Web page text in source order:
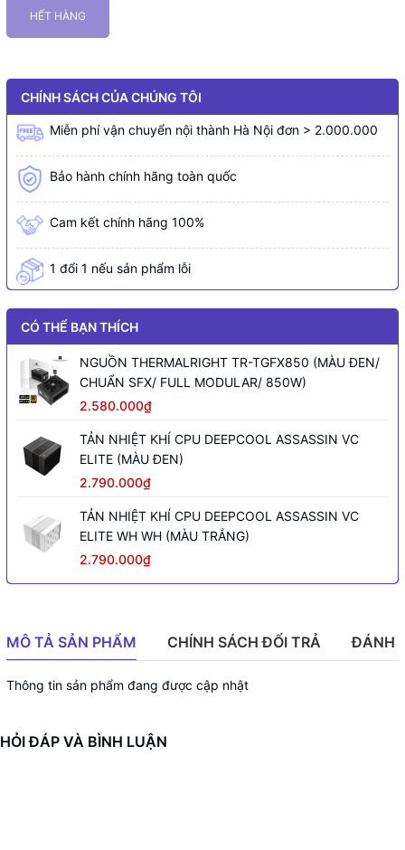
HẾT HÀNG
CHÍNH SÁCH CỦA CHÚNG TÔI
Miễn phí vận chuyển nội thành Hà Nội đơn > 2.000.000
Bảo hành chính hãng toàn quốc
Cam kết chính hãng 100%
1 đổi 1 nếu sản phẩm lỗi
CÓ THỂ BẠN THÍCH
NGUỒN THERMALRIGHT TR-TGFX850 (MÀU ĐEN/
CHUẨN SFX/ FULL MODULAR/ 850W)
2.580.000₫
TẢN NHIỆT KHÍ CPU DEEPCOOL ASSASSIN VC
ELITE (MÀU ĐEN)
2.790.000₫
TẢN NHIỆT KHÍ CPU DEEPCOOL ASSASSIN VC
ELITE WH WH (MÀU TRẮNG)
2.790.000₫
MÔ TẢ SẢN PHẨM CHÍNH SÁCH ĐỔI TRẢ ĐÁNH
Thông tin sản phẩm đang được cập nhật
HỎI ĐÁP VÀ BÌNH LUẬN